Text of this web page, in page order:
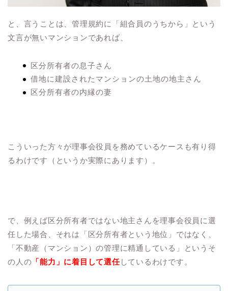
と、言うことは、管理規約に「組合員のうちから」という
文言が無いマンションであれば、
区分所有者の息子さん
借地に建設されたマンションの土地の地主さん
区分所有者の内縁の妻
こういった方々が理事会役員を務めているケースも有り得
るわけです（というか実際にあります）。
で、例えば区分所有者ではない地主さんを理事会役員に選
任した場合、それは「区分所有者という地位」ではなく、
「不動産（マンション）の管理に精通している」というそ
の人の 「能力」に着目して選任しているわけです。